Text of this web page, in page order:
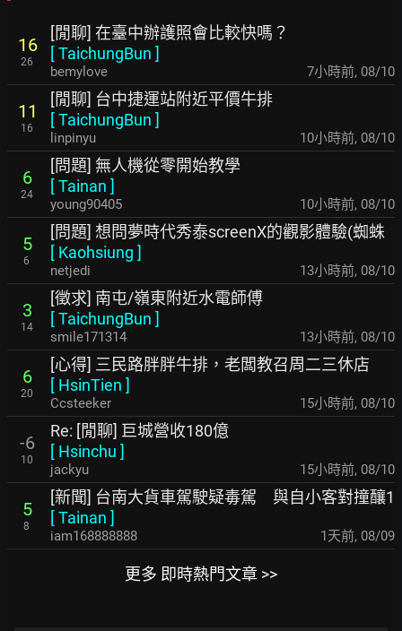
16
26
[閒聊] 在臺中辦護照會比較快嗎？
[TaichungBun ]
bemylove 7小時前, 08/10
11
16
[閒聊] 台中捷運站附近平價牛排
[TaichungBun ]
linpinyu 10小時前, 08/10
6
24
[問題] 無人機從零開始教學
[Tainan ]
young90405 10小時前, 08/10
5
6
[問題] 想問夢時代秀泰screenX的觀影體驗(蜘蛛
[ Kaohsiung ]
netjedi 13小時前, 08/10
3
14
[徵求] 南屯/嶺東附近水電師傅
[TaichungBun ]
smile171314 13小時前, 08/10
6
20
[心得] 三民路胖胖牛排，老闆教召周二三休店
[ HsinTien ]
Ccsteeker 15小時前, 08/10
-6
10
Re: [閒聊] 巨城營收180億
[ Hsinchu ]
jackyu 15小時前, 08/10
5
8
[新聞] 台南大貨車駕駛疑毒駕 與自小客對撞釀1
[Tainan ]
iam168888888 1天前, 08/09
更多 即時熱門文章 >>